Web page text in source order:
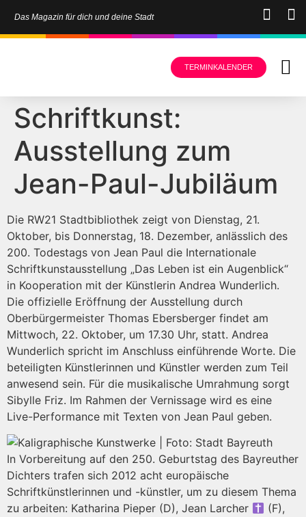
Das Magazin für dich und deine Stadt
TERMINKALENDER
Schriftkunst:
Ausstellung zum
Jean-Paul-Jubiläum
Die RW21 Stadtbibliothek zeigt von Dienstag, 21.
Oktober, bis Donnerstag, 18. Dezember, anlässlich des
200. Todestags von Jean Paul die Internationale
Schriftkunstausstellung „Das Leben ist ein Augenblick“
in Kooperation mit der Künstlerin Andrea Wunderlich.
Die offizielle Eröffnung der Ausstellung durch
Oberbürgermeister Thomas Ebersberger findet am
Mittwoch, 22. Oktober, um 17.30 Uhr, statt. Andrea
Wunderlich spricht im Anschluss einführende Worte. Die
beteiligten Künstlerinnen und Künstler werden zum Teil
anwesend sein. Für die musikalische Umrahmung sorgt
Sibylle Friz. Im Rahmen der Vernissage wird es eine
Live-Performance mit Texten von Jean Paul geben.
In Vorbereitung auf den 250. Geburtstag des Bayreuther
Dichters trafen sich 2012 acht europäische
Schriftkünstlerinnen und -künstler, um zu diesem Thema
zu arbeiten: Katharina Pieper (D), Jean Larcher
(F),